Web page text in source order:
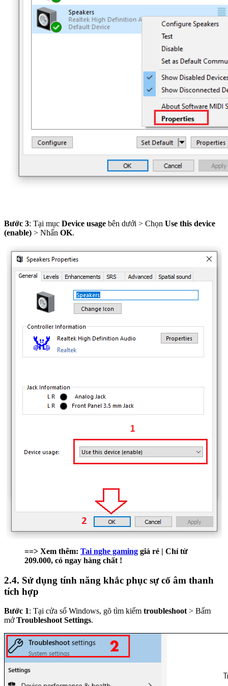
Bước 3: Tại mục Device usage bên dưới > Chọn Use this device
(enable) > Nhấn OK.
==> Xem thêm: Tai nghe gaming giá rẻ | Chỉ từ
209.000, có ngay hàng chất !
2.4. Sử dụng tính năng khắc phục sự cố âm thanh
tích hợp
Bước 1: Tại cửa sổ Windows, gõ tìm kiếm troubleshoot > Bấm
mởTroubleshoot Settings.